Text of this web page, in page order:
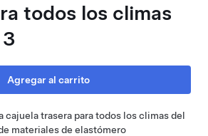
todos los climas
cajuela trasera para todos los climas del
materiales de elastómero